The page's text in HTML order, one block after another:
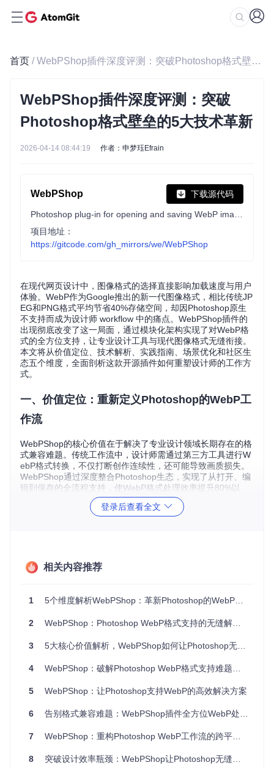
首页 / WebPShop插件深度评测：突破Photoshop格式壁垒的5大技术革新
WebPShop插件深度评测：突破
Photoshop格式壁垒的5大技术革新
2026-04-14 08:44:19 作者：申梦珏Efrain
WebPShop 下载源代码
项目地址：
https://gitcode.com/gh_mirrors/we/WebPShop
在现代网页设计中，图像格式的选择直接影响加载速度与用户
体验。WebP作为Google推出的新一代图像格式，相比传统JP
EG和PNG格式平均节省40%存储空间，却因Photoshop原生
不支持而成为设计师 workflow 中的痛点。WebPShop插件的
出现彻底改变了这一局面，通过模块化架构实现了对WebP格
式的全方位支持，让专业设计工具与现代图像格式无缝衔接。
本文将从价值定位、技术解析、实践指南、场景优化和社区生
态五个维度，全面剖析这款开源插件如何重塑设计师的工作方
式。
一、价值定位：重新定义Photoshop的WebP工
作流
WebPShop的核心价值在于解决了专业设计领域长期存在的格
式兼容难题。传统工作流中，设计师需通过第三方工具进行W
ebP格式转换，不仅打断创作连续性，还可能导致画质损失。
WebPShop通过深度整合Photoshop生态，实现了从打开、编
辑到保存的全流程支持，使WebP格式处理效率提升80%以
该插件特别针对三大用户群体提供价值：网页设计师可直接导
垒，WebPShop让Photoshop用户能够充分利用WebP的压缩
优势，在保持视觉质量的同时显著提升网页性能。
二、技术解析：模块化架构的创新突破
WebPShop采用分层设计理念，将复杂功能拆解为相互协作的
构设计使插件能够同时支持Windows和macOS系统，并保持
编码模块作为核心引擎，负责将Photoshop的图像数据转换为
体积"的平衡——在质量参数80时，文件大小仅为JPEG的6
bP文件的解析工作，支持所有WebP变体，包括静态图像、动
登录后查看全文
相关内容推荐
1 5个维度解析WebPShop：革新Photoshop的WebP图像处理突破
2 WebPShop：Photoshop WebP格式支持的无缝解决方案——如何让设计工作流提速50%？
3 5大核心价值解析，WebPShop如何让Photoshop无缝支持WebP格式
4 WebPShop：破解Photoshop WebP格式支持难题的创新解决方案
5 WebPShop：让Photoshop支持WebP的高效解决方案
6 告别格式兼容难题：WebPShop插件全方位WebP处理应用指南
7 WebPShop：重构Photoshop WebP工作流的跨平台技术方案
8 突破设计效率瓶颈：WebPShop让Photoshop无缝支持WebP格式的全功能解决方案